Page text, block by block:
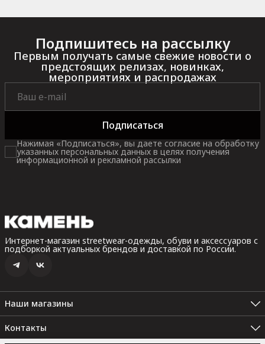
Подпишитесь на рассылку
Первым получать самые свежие новости о
предстоящих релизах, новинках,
мероприятиях и распродажах
Подписаться
Нажимая «Подписаться», вы даете согласие на обработку
указанных персональных данных в целях получения
информационной и рекламной рассылки
Интернет-магазин streetwear-одежды, обуви и аксессуаров с
подборкой актуальных брендов и доставкой по России.
Наши магазины
Санкт-Петербург, Невский пр. 35В, 2 этаж (Пн.-Вс.: 10:00 -
22:00)
Санкт-Петербург. Набережная реки Карповки, 10 (Пн.-Вс.: 12:00
Контакты